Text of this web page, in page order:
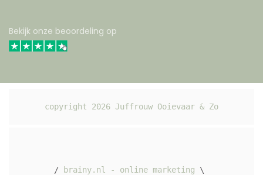
Bekijk onze beoordeling op
copyright 2026 Juffrouw Ooievaar & Zo
/ brainy.nl - online marketing \